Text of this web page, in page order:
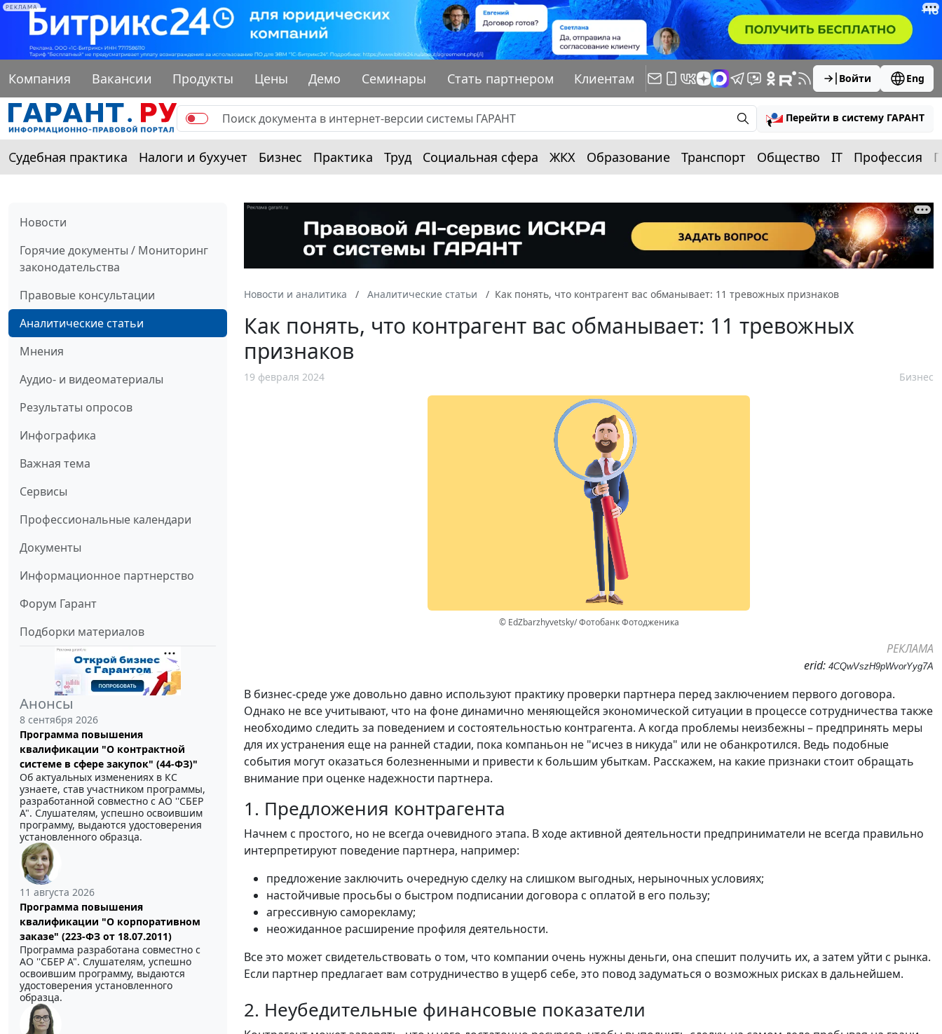
РЕКЛАМА
Компания Вакансии Продукты Цены Демо Семинары Стать партнером Клиентам Войти Eng
Перейти в систему ГАРАНТ
Судебная практика Налоги и бухучет Бизнес Практика Труд Социальная сфера ЖКХ Образование Транспорт Общество IT Профессия
Новости
Горячие документы / Мониторинг
законодательства
Правовые консультации
Аналитические статьи
Мнения
Аудио- и видеоматериалы
Результаты опросов
Инфографика
Важная тема
Сервисы
Профессиональные календари
Документы
Информационное партнерство
Форум Гарант
Подборки материалов
Анонсы
8 сентября 2026
Программа повышения
квалификации "О контрактной
системе в сфере закупок" (44-ФЗ)"
Об актуальных изменениях в КС
узнаете, став участником программы,
разработанной совместно с АО ''СБЕР
А". Слушателям, успешно освоившим
программу, выдаются удостоверения
установленного образца.
11 августа 2026
Программа повышения
квалификации "О корпоративном
заказе" (223-ФЗ от 18.07.2011)
Программа разработана совместно с
АО ''СБЕР А". Слушателям, успешно
освоившим программу, выдаются
удостоверения установленного
образца.
Новости и аналитика Аналитические статьи Как понять, что контрагент вас обманывает: 11 тревожных признаков
Как понять, что контрагент вас обманывает: 11 тревожных
признаков
19 февраля 2024 Бизнес
© EdZbarzhyvetsky/ Фотобанк Фотодженика
РЕКЛАМА
erid: 4CQwVszH9pWvorYyg7A
В бизнес-среде уже довольно давно используют практику проверки партнера перед заключением первого договора.
Однако не все учитывают, что на фоне динамично меняющейся экономической ситуации в процессе сотрудничества также
необходимо следить за поведением и состоятельностью контрагента. А когда проблемы неизбежны – предпринять меры
для их устранения еще на ранней стадии, пока компаньон не "исчез в никуда" или не обанкротился. Ведь подобные
события могут оказаться болезненными и привести к большим убыткам. Расскажем, на какие признаки стоит обращать
внимание при оценке надежности партнера.
1. Предложения контрагента
Начнем с простого, но не всегда очевидного этапа. В ходе активной деятельности предприниматели не всегда правильно
интерпретируют поведение партнера, например:
предложение заключить очередную сделку на слишком выгодных, нерыночных условиях;
настойчивые просьбы о быстром подписании договора с оплатой в его пользу;
агрессивную саморекламу;
неожиданное расширение профиля деятельности.
Все это может свидетельствовать о том, что компании очень нужны деньги, она спешит получить их, а затем уйти с рынка.
Если партнер предлагает вам сотрудничество в ущерб себе, это повод задуматься о возможных рисках в дальнейшем.
2. Неубедительные финансовые показатели